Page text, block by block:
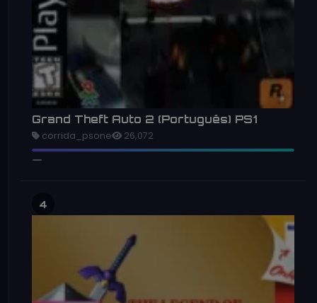
Grand Theft Auto 2 (Português) PS1
corrida_psone 26,072
4